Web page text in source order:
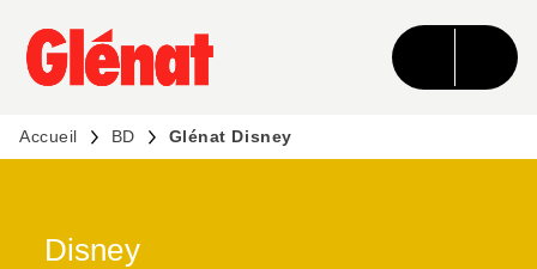
MENU RECHERCHE CONTENU
PIED DE PAGE
Accueil BD Glénat Disney
Disney